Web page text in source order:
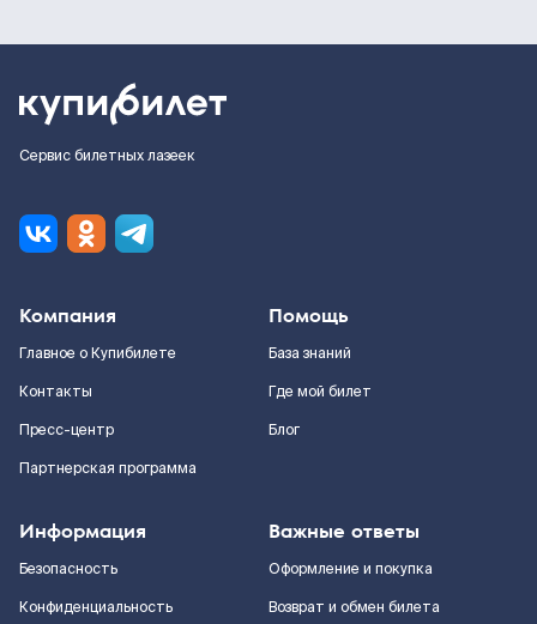
Сервис билетных лазеек
Компания
Главное о Купибилете
Контакты
Пресс-центр
Партнерская программа
Помощь
База знаний
Где мой билет
Блог
Информация
Безопасность
Конфиденциальность
Важные ответы
Оформление и покупка
Возврат и обмен билета